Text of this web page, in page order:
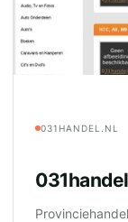
031HANDEL.NL